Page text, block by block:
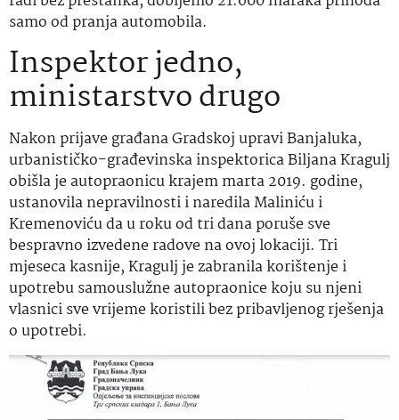
samo od pranja automobila.
Inspektor jedno,
ministarstvo drugo
Nakon prijave građana Gradskoj upravi Banjaluka,
urbanističko-građevinska inspektorica Biljana Kragulj
obišla je autopraonicu krajem marta 2019. godine,
ustanovila nepravilnosti i naredila Maliniću i
Kremenoviću da u roku od tri dana poruše sve
bespravno izvedene radove na ovoj lokaciji. Tri
mjeseca kasnije, Kragulj je zabranila korištenje i
upotrebu samouslužne autopraonice koju su njeni
vlasnici sve vrijeme koristili bez pribavljenog rješenja
o upotrebi.